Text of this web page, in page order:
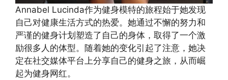
Annabel Lucinda作为健身模特的旅程始于她发现
自己对健康生活方式的热爱。她通过不懈的努力和
严谨的健身计划塑造了自己的身体，取得了一个激
励很多人的体型。随着她的变化引起了注意，她决
定在社交媒体平台上分享自己的健身之旅，从而崛
起为健身网红。